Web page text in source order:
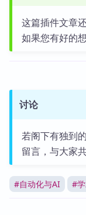
这篇插件文章
如果您有好的
讨论
若阁下有独到
留言，与大家
#自动化与AI #